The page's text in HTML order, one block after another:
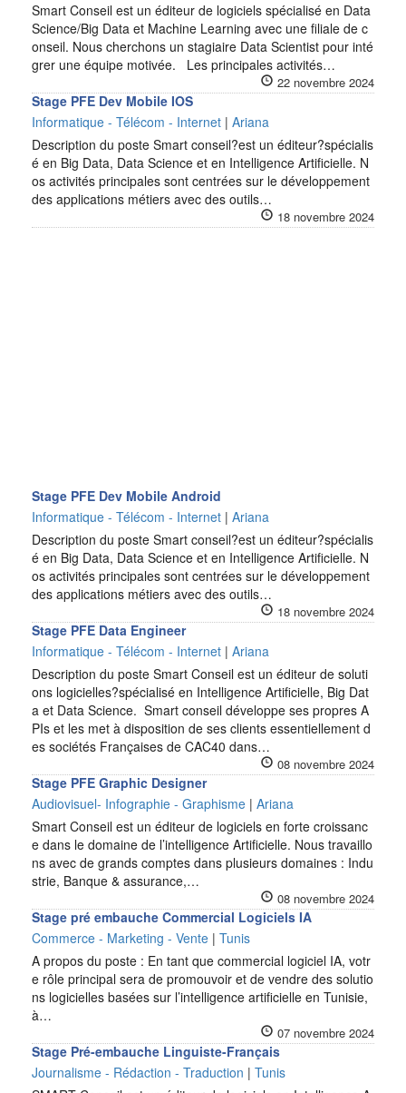
Smart Conseil est un éditeur de logiciels spécialisé en Data
Science/Big Data et Machine Learning avec une filiale de c
onseil. Nous cherchons un stagiaire Data Scientist pour inté
grer une équipe motivée. Les principales activités…
22 novembre 2024
Stage PFE Dev Mobile IOS
Informatique - Télécom - Internet | Ariana
Description du poste Smart conseil?est un éditeur?spécialis
é en Big Data, Data Science et en Intelligence Artificielle. N
os activités principales sont centrées sur le développement
des applications métiers avec des outils…
18 novembre 2024
Stage PFE Dev Mobile Android
Informatique - Télécom - Internet | Ariana
Description du poste Smart conseil?est un éditeur?spécialis
é en Big Data, Data Science et en Intelligence Artificielle. N
os activités principales sont centrées sur le développement
des applications métiers avec des outils…
18 novembre 2024
Stage PFE Data Engineer
Informatique - Télécom - Internet | Ariana
Description du poste Smart Conseil est un éditeur de soluti
ons logicielles?spécialisé en Intelligence Artificielle, Big Dat
a et Data Science. Smart conseil développe ses propres A
PIs et les met à disposition de ses clients essentiellement d
es sociétés Françaises de CAC40 dans…
08 novembre 2024
Stage PFE Graphic Designer
Audiovisuel- Infographie - Graphisme | Ariana
Smart Conseil est un éditeur de logiciels en forte croissanc
e dans le domaine de l’intelligence Artificielle. Nous travaillo
ns avec de grands comptes dans plusieurs domaines : Indu
strie, Banque & assurance,…
08 novembre 2024
Stage pré embauche Commercial Logiciels IA
Commerce - Marketing - Vente | Tunis
A propos du poste : En tant que commercial logiciel IA, votr
e rôle principal sera de promouvoir et de vendre des solutio
ns logicielles basées sur l’intelligence artificielle en Tunisie,
à…
07 novembre 2024
Stage Pré-embauche Linguiste-Français
Journalisme - Rédaction - Traduction | Tunis